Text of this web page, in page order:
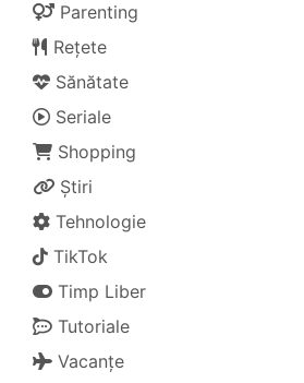
Parenting
Rețete
Sănătate
Seriale
Shopping
Știri
Tehnologie
TikTok
Timp Liber
Tutoriale
Vacanțe